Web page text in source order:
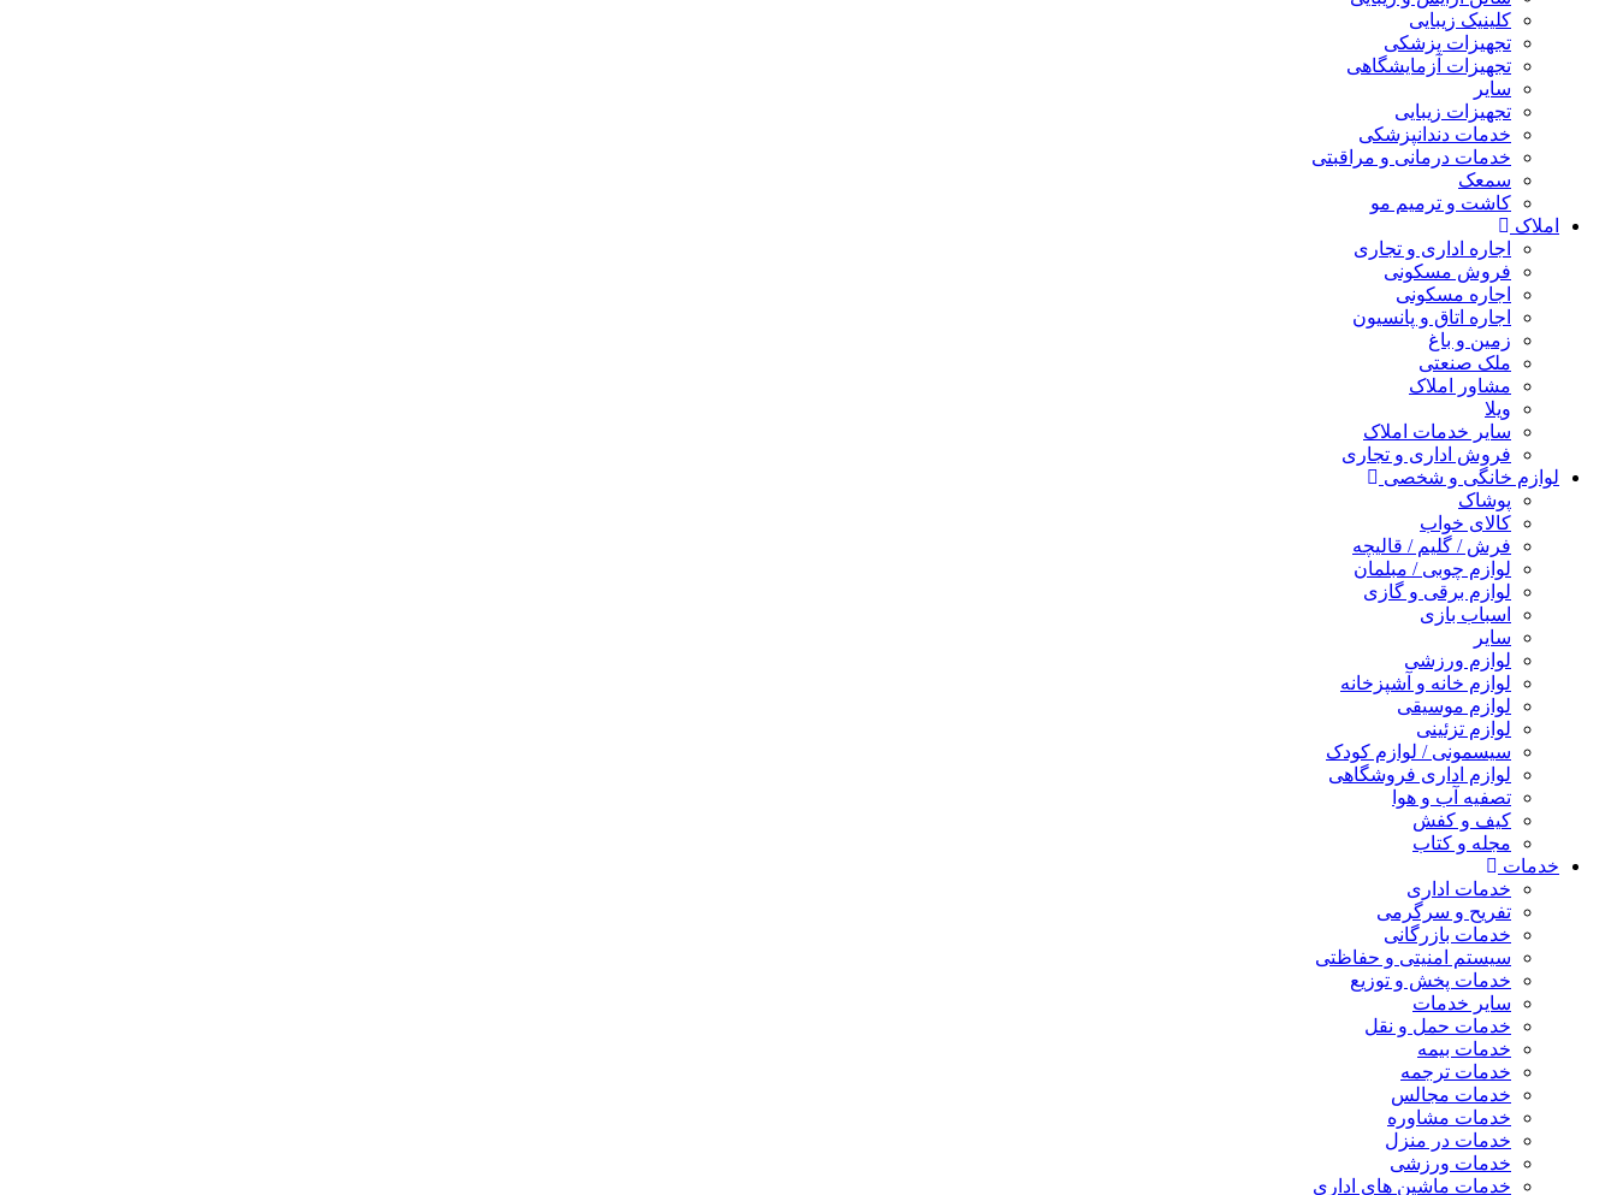
کلینیک زیبایی
تجهیزات پزشکی
تجهیزات آزمایشگاهی
سایر
تجهیزات زیبایی
خدمات دندانپزشکی
خدمات درمانی و مراقبتی
سمعک
کاشت و ترمیم مو
املاک
اجاره اداری و تجاری
فروش مسکونی
اجاره مسکونی
اجاره اتاق و پانسیون
زمین و باغ
ملک صنعتی
مشاور املاک
ویلا
سایر خدمات املاک
فروش اداری و تجاری
لوازم خانگی و شخصی
پوشاک
کالای خواب
فرش / گلیم / قالیچه
لوازم چوبی / مبلمان
لوازم برقی و گازی
اسباب بازی
سایر
لوازم ورزشی
لوازم خانه و آشپزخانه
لوازم موسیقی
لوازم تزئینی
سیسمونی / لوازم کودک
لوازم اداری فروشگاهی
تصفیه آب و هوا
کیف و کفش
مجله و کتاب
خدمات
خدمات اداری
تفریح و سرگرمی
خدمات بازرگانی
سیستم امنیتی و حفاظتی
خدمات پخش و توزیع
سایر خدمات
خدمات حمل و نقل
خدمات بیمه
خدمات ترجمه
خدمات مجالس
خدمات مشاوره
خدمات در منزل
خدمات ورزشی
خدمات ماشین های اداری